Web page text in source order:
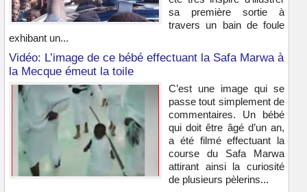
sa première sortie à
travers un bain de foule
exhibant un...
Vidéo: L’image de ce bébé effectuant la Safa Marwa à
la Mecque émeut la toile
C’est une image qui se
passe tout simplement de
commentaires. Un bébé
qui doit être âgé d’un an,
a été filmé effectuant la
course du Safa Marwa
attirant ainsi la curiosité
de plusieurs pèlerins...